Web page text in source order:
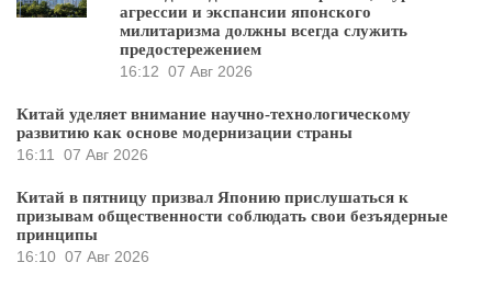
агрессии и экспансии японского
милитаризма должны всегда служить
предостережением
16:12 07 Авг 2026
Китай уделяет внимание научно-технологическому
развитию как основе модернизации страны
16:11
07 Авг 2026
Китай в пятницу призвал Японию прислушаться к
призывам общественности соблюдать свои безъядерные
принципы
16:10 07 Авг 2026